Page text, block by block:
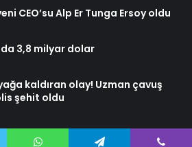
CEO’su Alp Er Tunga Ersoy oldu
3,8 milyar dolar
kaldıran olay! Uzman çavuş
şehit oldu